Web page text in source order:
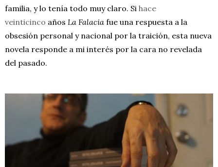
familia, y lo tenía todo muy claro. Si hace
veinticinco años La Falacia fue una respuesta a la
obsesión personal y nacional por la traición, esta nueva
novela responde a mi interés por la cara no revelada
del pasado.